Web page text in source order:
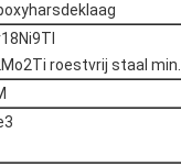
roestvrij staal min.